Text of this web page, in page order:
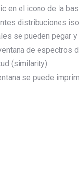
en el icono de la
distribuciones
se pueden pegar
de espectros
(similarity).
se puede